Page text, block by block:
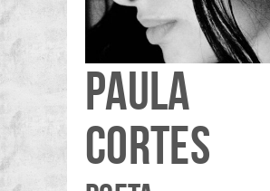
PAULA
CORTES